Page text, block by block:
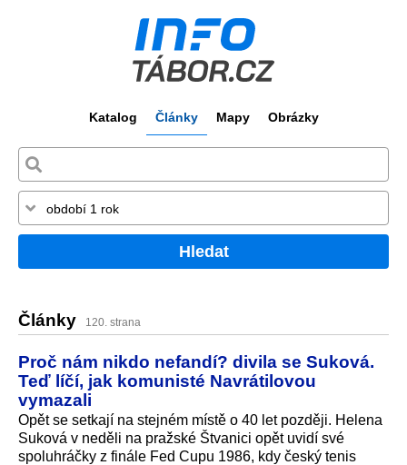
Katalog Články Mapy Obrázky
Hledat
Články 120. strana
Proč nám nikdo nefandí? divila se Suková.
Teď líčí, jak komunisté Navrátilovou
vymazali
Opět se setkají na stejném místě o 40 let později. Helena
Suková v neděli na pražské Štvanici opět uvidí své
spoluhráčky z finále Fed Cupu 1986, kdy český tenis